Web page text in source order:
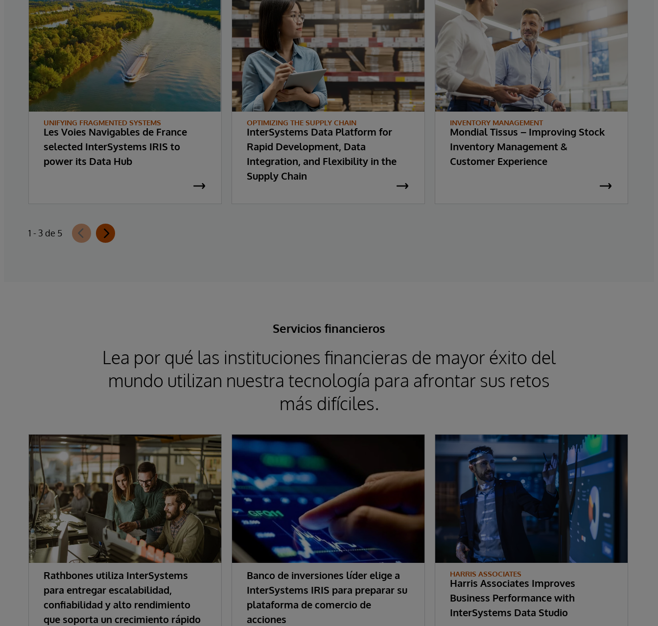
UNIFYING FRAGMENTED SYSTEMS
Les Voies Navigables de France
selected InterSystems IRIS to
power its Data Hub
OPTIMIZING THE SUPPLY CHAIN
InterSystems Data Platform for
Rapid Development, Data
Integration, and Flexibility in the
Supply Chain
INVENTORY MANAGEMENT
Mondial Tissus – Improving Stock
Inventory Management &
Customer Experience
1 - 3 de 5
Servicios financieros
Lea por qué las instituciones financieras de mayor éxito del
mundo utilizan nuestra tecnología para afrontar sus retos
más difíciles.
Rathbones utiliza InterSystems
para entregar escalabilidad,
confiabilidad y alto rendimiento
que soporta un crecimiento rápido
Banco de inversiones líder elige a
InterSystems IRIS para preparar su
plataforma de comercio de
acciones
HARRIS ASSOCIATES
Harris Associates Improves
Business Performance with
InterSystems Data Studio